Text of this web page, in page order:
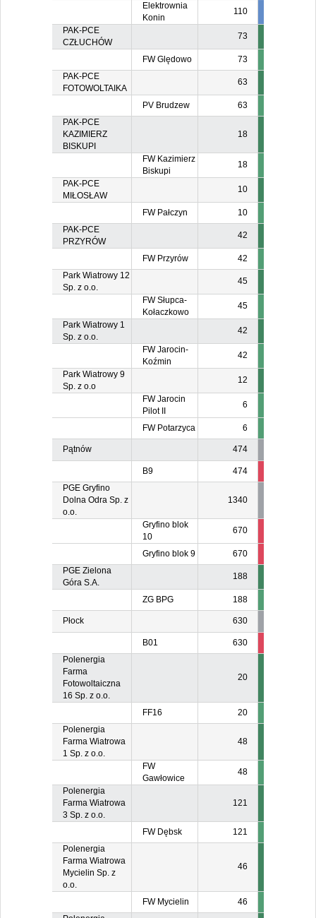
Elektrownia
Konin
110
PAK-PCE
CZŁUCHÓW
73
FW Ględowo
73
PAK-PCE
FOTOWOLTAIKA
63
PV Brudzew
63
PAK-PCE
KAZIMIERZ
BISKUPI
18
FW Kazimierz
Biskupi
18
PAK-PCE
MIŁOSŁAW
10
FW Pałczyn
10
PAK-PCE
PRZYRÓW
42
FW Przyrów
42
Park Wiatrowy 12
Sp. z o.o.
45
FW Słupca-
Kołaczkowo
45
Park Wiatrowy 1
Sp. z o.o.
42
FW Jarocin-
Koźmin
42
Park Wiatrowy 9
Sp. z o.o
12
FW Jarocin
Pilot II
6
FW Potarzyca 6
Pątnów 474
B9 474
PGE Gryfino
Dolna Odra Sp. z
o.o.
1340
Gryfino blok
10
670
Gryfino blok 9 670
PGE Zielona
Góra S.A.
188
ZG BPG 188
Płock 630
B01 630
Polenergia
Farma
Fotowoltaiczna
16 Sp. z o.o.
20
FF16
20
Polenergia
Farma Wiatrowa
1 Sp. z o.o.
48
FW
Gawłowice
48
Polenergia
Farma Wiatrowa
3 Sp. z o.o.
121
FW Dębsk
121
Polenergia
Farma Wiatrowa
Mycielin Sp. z
o.o.
46
FW Mycielin
46